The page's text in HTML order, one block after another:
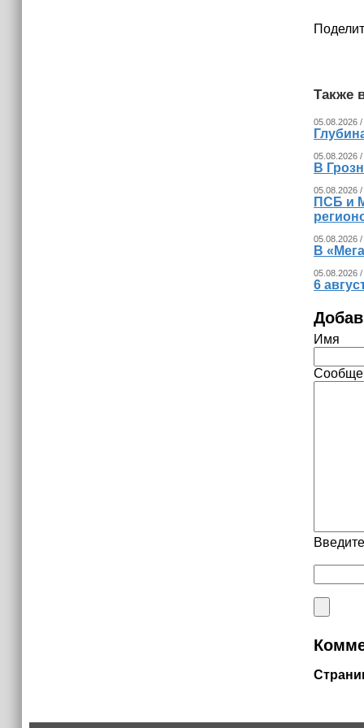
Также
05.08.2026
05.08.2026
В
05.08.2026 /
ПСБ и
05.08.2026
В
05.08.2026
6
Имя